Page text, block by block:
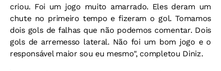
criou. Foi um jogo muito amarrado. Eles deram um
chute no primeiro tempo e fizeram o gol. Tomamos
dois gols de falhas que não podemos comentar. Dois
gols de arremesso lateral. Não foi um bom jogo e o
responsável maior sou eu mesmo", completou Diniz.